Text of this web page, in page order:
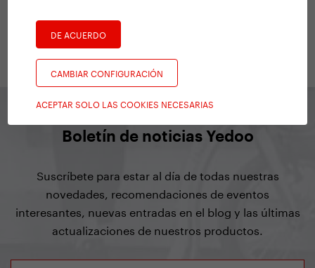
DE ACUERDO
CAMBIAR CONFIGURACIÓN
ACEPTAR SOLO LAS COOKIES NECESARIAS
Boletín de noticias Yedoo
Suscríbete para estar al día de todas nuestras
novedades, recomendaciones de eventos
interesantes, nuevas entradas en el blog y las últimas
actualizaciones de nuestros productos.